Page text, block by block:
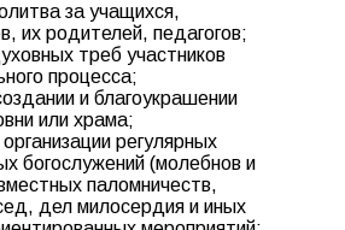
за учащихся,
их родителей, педагогов;
треб участников
процесса;
и благоукрашении
или храма;
регулярных
богослужений (молебнов и
паломничеств,
дел милосердия и иных